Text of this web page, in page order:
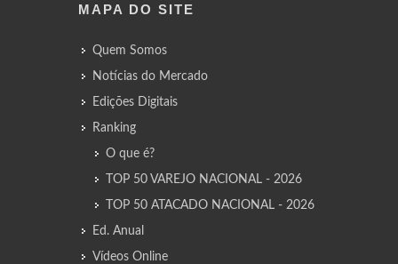
MAPA DO SITE
Quem Somos
Notícias do Mercado
Edições Digitais
Ranking
O que é?
TOP 50 VAREJO NACIONAL - 2026
TOP 50 ATACADO NACIONAL - 2026
Ed. Anual
Vídeos Online